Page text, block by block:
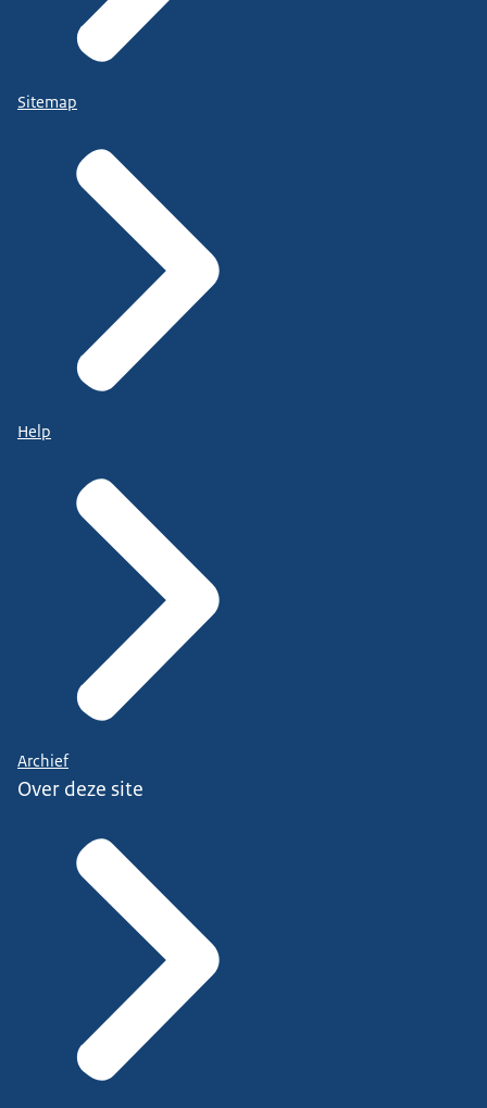
Sitemap
Help
Archief
Over deze site